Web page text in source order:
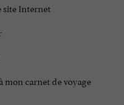
site Internet
mon carnet de voyage